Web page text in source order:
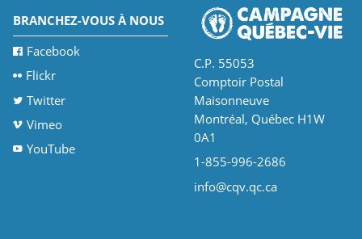
BRANCHEZ-VOUS À NOUS
Facebook
Flickr
Twitter
Vimeo
YouTube
C.P. 55053
Comptoir Postal
Maisonneuve
Montréal, Québec H1W
0A1
1-855-996-2686
info@cqv.qc.ca